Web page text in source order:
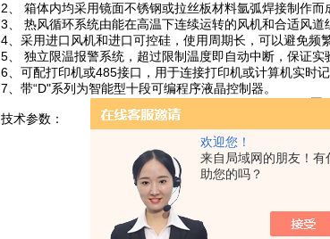
欢迎您！
来自局域网的朋友！有
助您的吗？
2、 箱体内均采用镜面不锈钢或拉丝板材料氩弧焊接制作而
3、 热风循环系统由能在高温下连续运转的风机和合适风道
4、采用进口风机和进口可控硅，使用周期长，可以避免频
5、 独立限温报警系统，超过限制温度即自动中断，保证实
6、可配打印机或485接口，用于连接打印机或计算机实时
7、带“D"系列为智能型十段可编程序液晶控制器。
技术参数：
电源电压
控温范围
恒温波动度